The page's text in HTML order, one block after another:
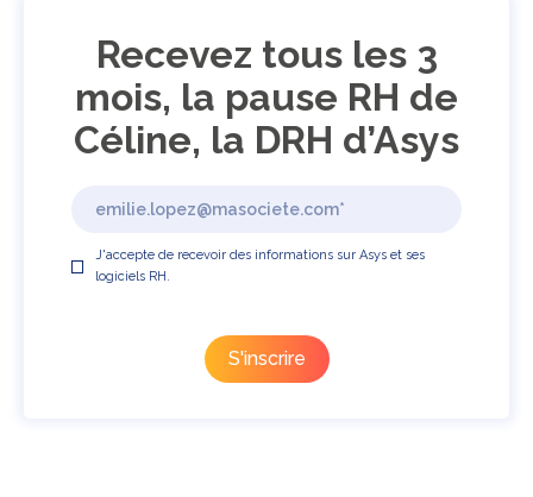
Recevez tous les 3
mois, la pause RH de
Céline, la DRH d’Asys
J'accepte de recevoir des informations sur Asys et ses
logiciels RH.